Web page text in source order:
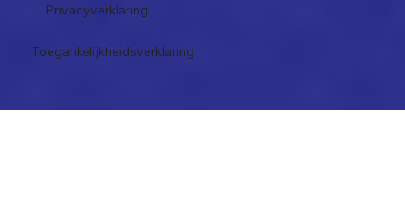
Privacyverklaring
Toegankelijkheidsverklaring